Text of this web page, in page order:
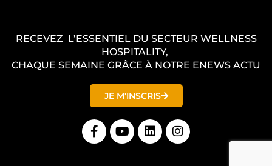
h
r
RECEVEZ L’ESSENTIEL DU SECTEUR WELLNESS
HOSPITALITY,
CHAQUE SEMAINE GRÂCE À NOTRE ENEWS ACTU
JE M'INSCRIS
F
a
Y
o
L
i
I
n